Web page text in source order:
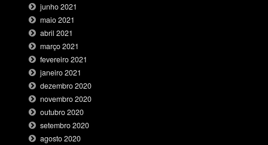
junho 2021
maio 2021
abril 2021
março 2021
fevereiro 2021
janeiro 2021
dezembro 2020
novembro 2020
outubro 2020
setembro 2020
agosto 2020